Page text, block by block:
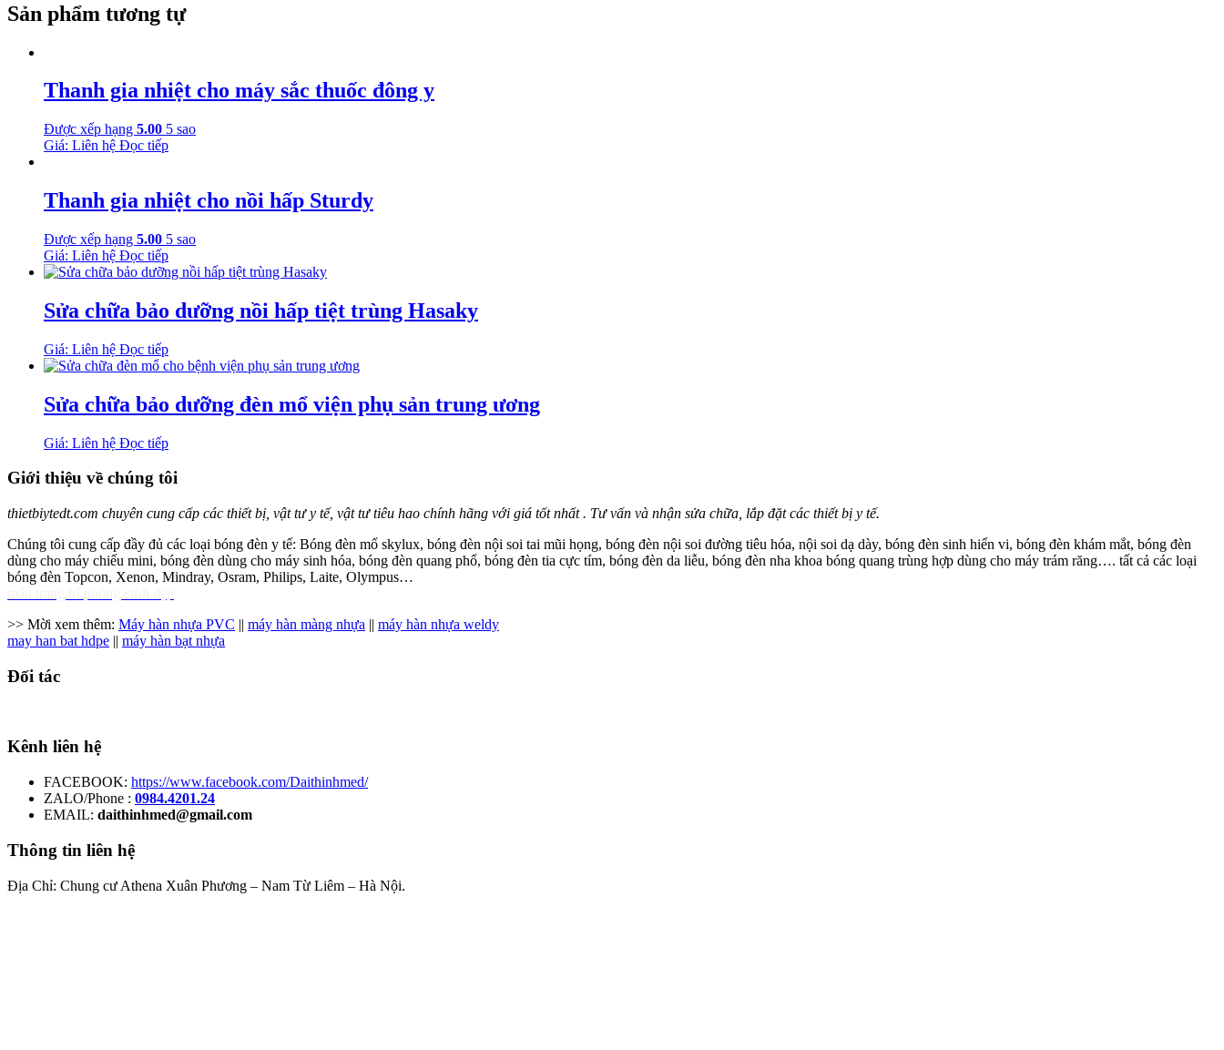
Sản phẩm tương tự
Thanh gia nhiệt cho máy sắc thuốc đông y
Được xếp hạng 5.00 5 sao
Giá: Liên hệ Đọc tiếp
Thanh gia nhiệt cho nồi hấp Sturdy
Được xếp hạng 5.00 5 sao
Giá: Liên hệ Đọc tiếp
Sửa chữa bảo dưỡng nồi hấp tiệt trùng Hasaky
Giá: Liên hệ Đọc tiếp
Sửa chữa bảo dưỡng đèn mổ viện phụ sản trung ương
Giá: Liên hệ Đọc tiếp
Giới thiệu về chúng tôi
thietbiytedt.com chuyên cung cấp các thiết bị, vật tư y tế, vật tư tiêu hao chính hãng với giá tốt nhất . Tư vấn và nhận sửa chữa, lắp đặt các thiết bị y tế.
Chúng tôi cung cấp đầy đủ các loại bóng đèn y tế: Bóng đèn mổ skylux, bóng đèn nội soi tai mũi họng, bóng đèn nội soi đường tiêu hóa, nội soi dạ dày, bóng đèn sinh hiển vi, bóng đèn khám mắt, bóng đèn
dùng cho máy chiếu mini, bóng đèn dùng cho máy sinh hóa, bóng đèn quang phổ, bóng đèn tia cực tím, bóng đèn da liễu, bóng đèn nha khoa bóng quang trùng hợp dùng cho máy trám răng…. tất cả các loại
bóng đèn Topcon, Xenon, Mindray, Osram, Philips, Laite, Olympus…
>> Mời xem thêm: Máy hàn nhựa PVC || máy hàn màng nhựa || máy hàn nhựa weldy
may han bat hdpe || máy hàn bạt nhựa
Đối tác
Kênh liên hệ
FACEBOOK: https://www.facebook.com/Daithinhmed/
ZALO/Phone : 0984.4201.24
EMAIL: daithinhmed@gmail.com
Thông tin liên hệ
Địa Chỉ: Chung cư Athena Xuân Phương – Nam Từ Liêm – Hà Nội.